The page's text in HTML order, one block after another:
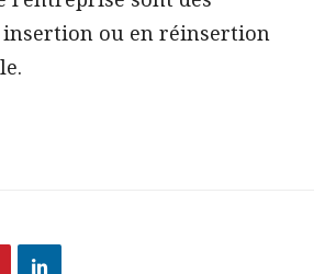
insertion ou en réinsertion